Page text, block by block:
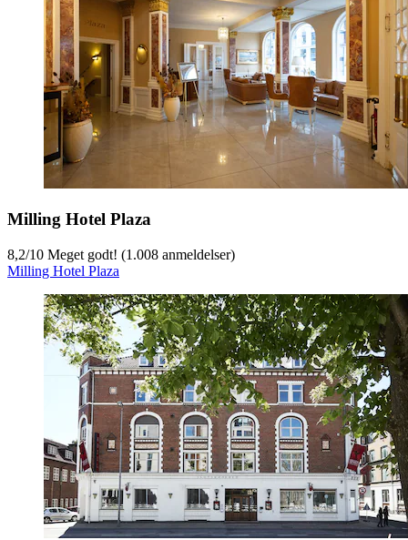
Milling Hotel Plaza
8,2/10 Meget godt! (1.008 anmeldelser)
Milling Hotel Plaza